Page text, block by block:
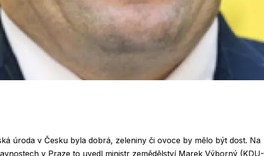
úroda v Česku byla dobrá, zeleniny či ovoce by mělo být dost. Na
v Praze to uvedl ministr zemědělství Marek Výborný (KDU-